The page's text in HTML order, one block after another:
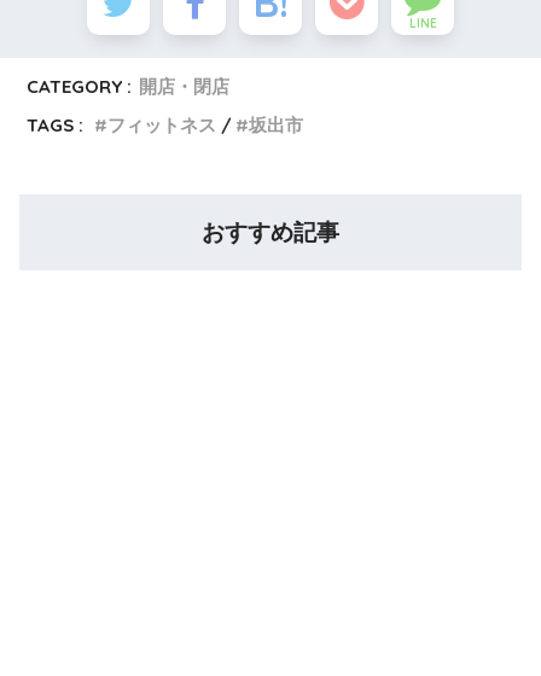
LINE
CATEGORY : 開店・閉店
TAGS :
フィットネス 坂出市
おすすめ記事